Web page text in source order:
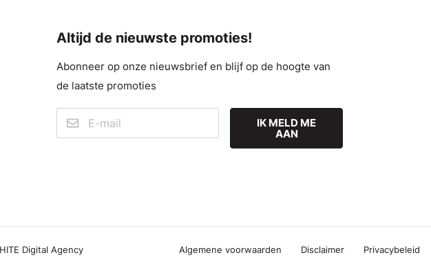
Altijd de nieuwste promoties!
Abonneer op onze nieuwsbrief en blijf op de hoogte van
de laatste promoties
IK MELD ME
AAN
Digital Agency Algemene voorwaarden Disclaimer Privacybeleid